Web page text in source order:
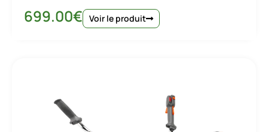
699.00€ Voir le produit